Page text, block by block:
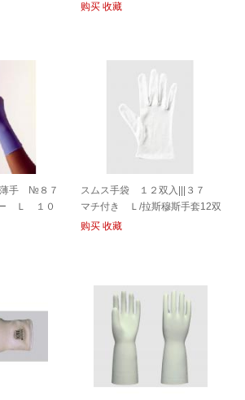
购买 收藏
薄手 №８７
ー Ｌ １０
スムス手袋 １２双入|||３７
マチ付き Ｌ/拉斯穆斯手套12双
输入| | | 37マチł
购买 收藏